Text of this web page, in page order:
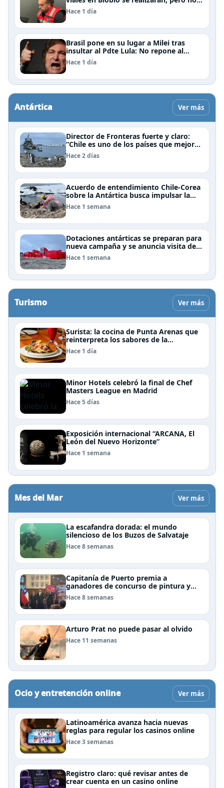
por la vía de la concesión
Hace 1 día
Brasil pone en su lugar a Milei tras
insultar al Pdte Lula: No repone al
embajador en BBSS y rebaja la relación
bilateral
Hace 1 día
Antártica Ver más
Director de Fronteras fuerte y claro:
“Chile es uno de los países que mejor
derechos tiene para sustentar una
reclamación de territorio antártico”
Hace 2 días
Acuerdo de entendimiento Chile-Corea
sobre la Antártica busca impulsar la
investigación científica
Hace 1 semana
Dotaciones antárticas se preparan para
nueva campaña y se anuncia visita de
Pdte Kast y su gabinete al continente
blanco
Hace 1 semana
Turismo Ver más
Surista: la cocina de Punta Arenas que
reinterpreta los sabores de la
Patagonia
Hace 1 día
Minor Hotels celebró la final de Chef
Masters League en Madrid
Hace 5 días
Exposición internacional “ARCANA, El
León del Nuevo Horizonte”
Hace 1 semana
Mes del Mar Ver más
La escafandra dorada: el mundo
silencioso de los Buzos de Salvataje
Hace 8 semanas
Capitanía de Puerto premia a
ganadores de concurso de pintura y
cierra el Mes del Mar en Puerto Natales
Hace 8 semanas
Arturo Prat no puede pasar al olvido
Hace 11 semanas
Ocio y entretención online Ver más
Latinoamérica avanza hacia nuevas
reglas para regular los casinos online
Hace 3 semanas
Registro claro: qué revisar antes de
crear cuenta en un casino online